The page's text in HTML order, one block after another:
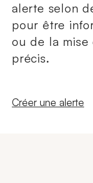
alerte selon
pour être
ou de la
précis.
Nouvelle fenêtre
Créer une alerte